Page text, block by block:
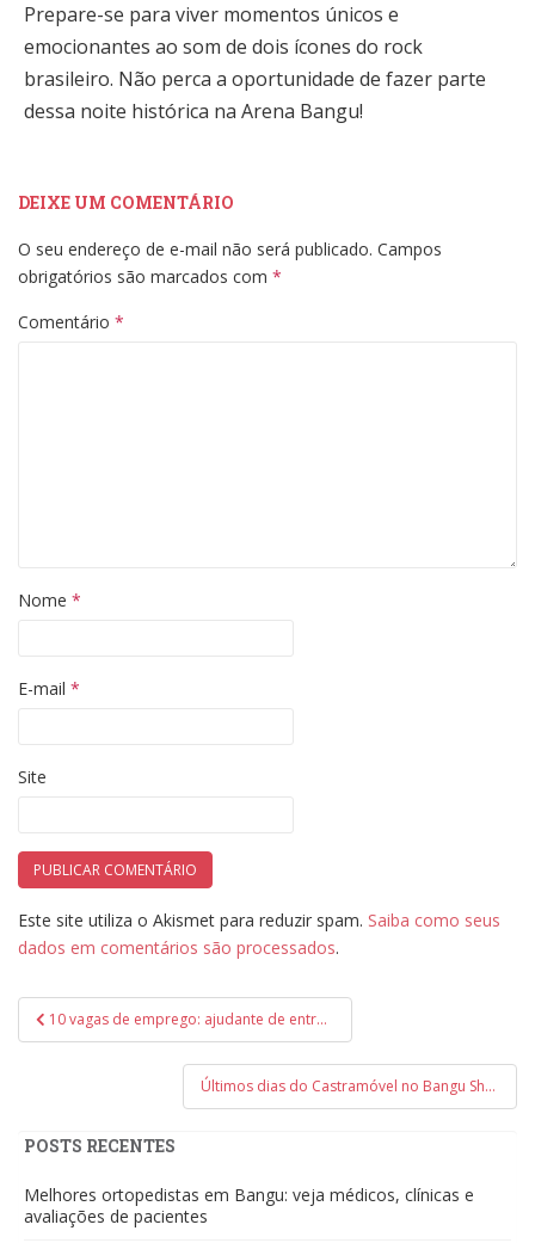
Prepare-se para viver momentos únicos e
emocionantes ao som de dois ícones do rock
brasileiro. Não perca a oportunidade de fazer parte
dessa noite histórica na Arena Bangu!
DEIXE UM COMENTÁRIO
O seu endereço de e-mail não será publicado. Campos
obrigatórios são marcados com *
Comentário *
Nome *
E-mail *
Site
Este site utiliza o Akismet para reduzir spam. Saiba como seus
dados em comentários são processados.
Navegação
de
10 vagas de emprego: ajudante de entregas em Campo Grande
Últimos dias do Castramóvel no Bangu Shopping com castrações gratuitas
POSTS RECENTES
Melhores ortopedistas em Bangu: veja médicos, clínicas e
avaliações de pacientes